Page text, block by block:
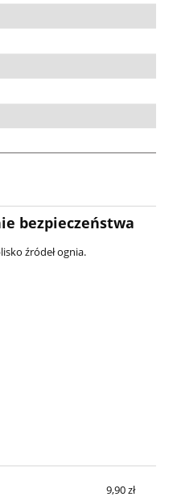
bezpieczeństwa
źródeł ognia.
płatności
9,90 zł